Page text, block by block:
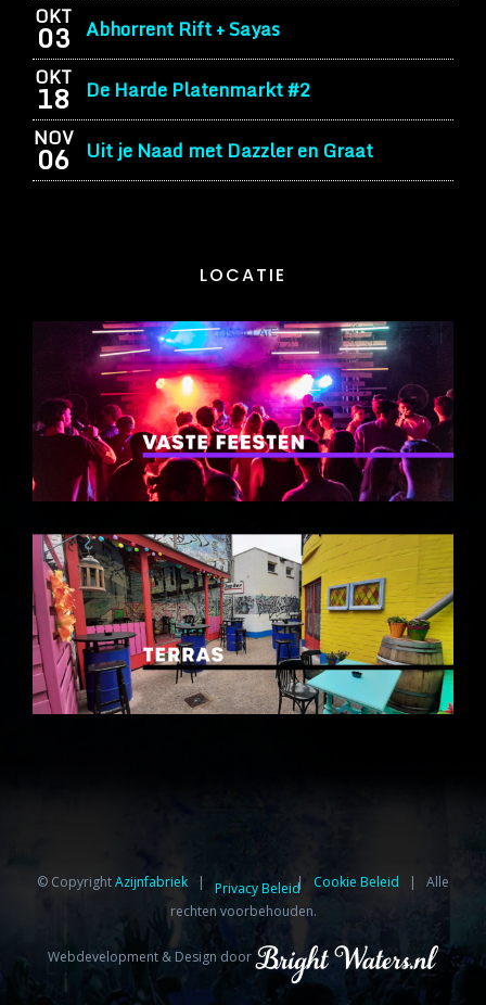
OKT
03 Abhorrent Rift + Sayas
OKT
18 De Harde Platenmarkt #2
NOV
06 Uit je Naad met Dazzler en Graat
LOCATIE
© CopyrightAzijnfabriek⁩ Privacy Beleid
| Cookie Beleid | Alle
rechten voorbehouden.
Webdevelopment & Design door